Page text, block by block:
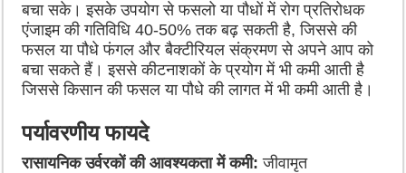
बचा सके। इसके उपयोग से फसलो या पौधों में रोग प्रतिरोधक
एंजाइम की गतिविधि 40-50% तक बढ़ सकती है, जिससे की
फसल या पौधे फंगल और बैक्टीरियल संक्रमण से अपने आप को
बचा सकते हैं। इससे कीटनाशकों के प्रयोग में भी कमी आती है
जिससे किसान की फसल या पौधे की लागत में भी कमी आती है।
पर्यावरणीय फायदे
रासायनिक उर्वरकों की आवश्यकता में कमी: जीवामृत